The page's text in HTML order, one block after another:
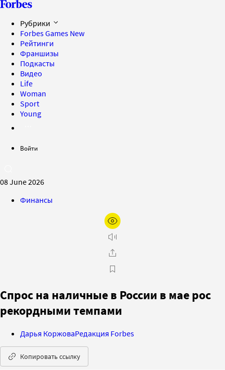
Рубрики
Forbes Games New
Рейтинги
Франшизы
Подкасты
Видео
Life
Woman
Sport
Young
Войти
08 June 2026
Финансы
Спрос на наличные в России в мае рос
рекордными темпами
Дарья КоржоваРедакция Forbes
Копировать ссылку